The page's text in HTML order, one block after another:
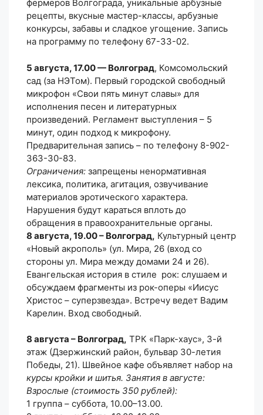
фермеров Волгограда, уникальные арбузные
рецепты, вкусные мастер-классы, арбузные
конкурсы, забавы и сладкое угощение. Запись
на программу по телефону 67-33-02.
5 августа, 17.00 — Волгоград, Комсомольский
сад (за НЭТом). Первый городской свободный
микрофон «Свои пять минут славы» для
исполнения песен и литературных
произведений. Регламент выступления – 5
минут, один подход к микрофону.
Предварительная запись – по телефону 8-902-
363-30-83.
Ограничения: запрещены ненормативная
лексика, политика, агитация, озвучивание
материалов эротического характера.
Нарушения будут караться вплоть до
обращения в правоохранительные органы.
8 августа, 19.00 – Волгоград, Культурный центр
«Новый акрополь» (ул. Мира, 26 (вход со
стороны ул. Мира между домами 24 и 26).
Евангельская история в стиле рок: слушаем и
обсуждаем фрагменты из рок-оперы «Иисус
Христос – суперзвезда». Встречу ведет Вадим
Карелин. Вход свободный.
8 августа – Волгоград, ТРК «Парк-хаус», 3-й
этаж (Дзержинский район, бульвар 30-летия
Победы, 21). Швейное кафе объявляет набор на
курсы кройки и шитья. Занятия в августе:
Взрослые (стоимость 350 рублей):
1 группа – суббота, 10.00–13.00.